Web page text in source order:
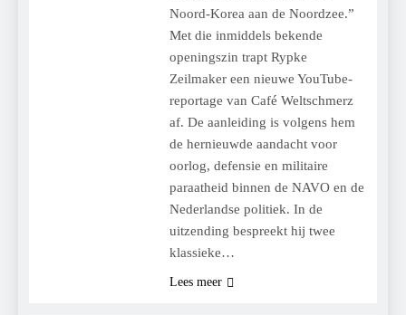
Noord-Korea aan de Noordzee.”
Met die inmiddels bekende
openingszin trapt Rypke
Zeilmaker een nieuwe YouTube-
reportage van Café Weltschmerz
af. De aanleiding is volgens hem
de hernieuwde aandacht voor
oorlog, defensie en militaire
paraatheid binnen de NAVO en de
Nederlandse politiek. In de
uitzending bespreekt hij twee
klassieke…
Lees meer